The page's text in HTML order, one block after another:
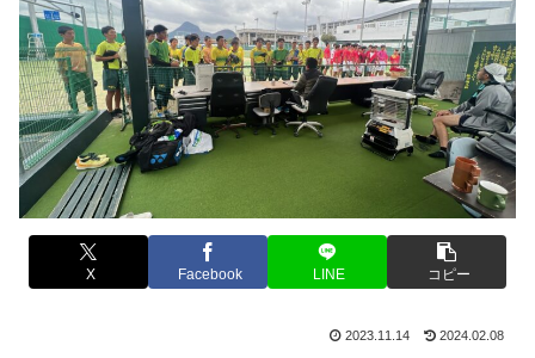
X Facebook LINE コピー
2023.11.14 2024.02.08